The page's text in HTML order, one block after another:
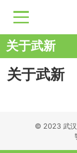
关于武新
关于武新
© 2023 武汉